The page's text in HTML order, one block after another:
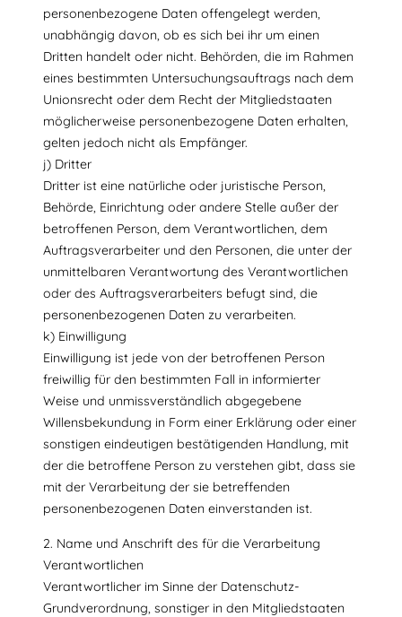
personenbezogene Daten offengelegt werden,
unabhängig davon, ob es sich bei ihr um einen
Dritten handelt oder nicht. Behörden, die im Rahmen
eines bestimmten Untersuchungsauftrags nach dem
Unionsrecht oder dem Recht der Mitgliedstaaten
möglicherweise personenbezogene Daten erhalten,
gelten jedoch nicht als Empfänger.
j) Dritter
Dritter ist eine natürliche oder juristische Person,
Behörde, Einrichtung oder andere Stelle außer der
betroffenen Person, dem Verantwortlichen, dem
Auftragsverarbeiter und den Personen, die unter der
unmittelbaren Verantwortung des Verantwortlichen
oder des Auftragsverarbeiters befugt sind, die
personenbezogenen Daten zu verarbeiten.
k) Einwilligung
Einwilligung ist jede von der betroffenen Person
freiwillig für den bestimmten Fall in informierter
Weise und unmissverständlich abgegebene
Willensbekundung in Form einer Erklärung oder einer
sonstigen eindeutigen bestätigenden Handlung, mit
der die betroffene Person zu verstehen gibt, dass sie
mit der Verarbeitung der sie betreffenden
personenbezogenen Daten einverstanden ist.
2. Name und Anschrift des für die Verarbeitung
Verantwortlichen
Verantwortlicher im Sinne der Datenschutz-
Grundverordnung, sonstiger in den Mitgliedstaaten